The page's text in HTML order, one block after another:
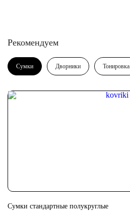
Рекомендуем
Сумки Дворники Тонировка
Сумки стандартные полукруглые